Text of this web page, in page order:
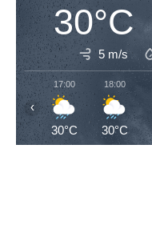
30°C
5 m/s
17:00
30°C
18:00
30°C
‹